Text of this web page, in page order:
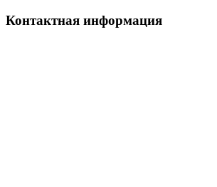
Контактная информация